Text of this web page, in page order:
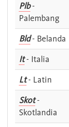
Plb-
Palembang
Bld- Belanda
It- Italia
Lt- Latin
Skot-
Skotlandia